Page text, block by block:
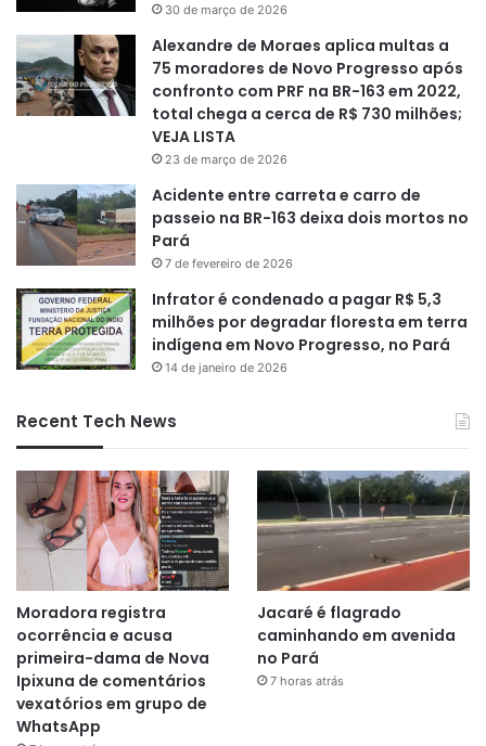
30 de março de 2026
Alexandre de Moraes aplica multas a
75 moradores de Novo Progresso após
confronto com PRF na BR-163 em 2022,
total chega a cerca de R$ 730 milhões;
VEJA LISTA
23 de março de 2026
Acidente entre carreta e carro de
passeio na BR-163 deixa dois mortos no
Pará
7 de fevereiro de 2026
Infrator é condenado a pagar R$ 5,3
milhões por degradar floresta em terra
indígena em Novo Progresso, no Pará
14 de janeiro de 2026
Recent Tech News
Moradora registra
ocorrência e acusa
primeira-dama de Nova
Ipixuna de comentários
vexatórios em grupo de
WhatsApp
Jacaré é flagrado
caminhando em avenida
no Pará
7 horas atrás